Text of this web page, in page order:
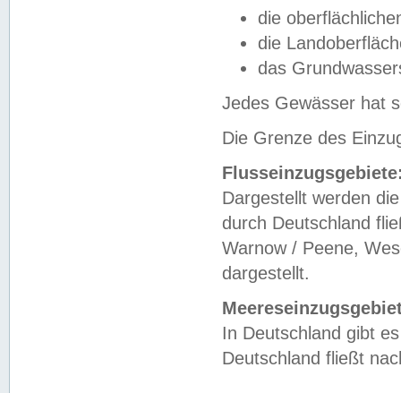
die
die
das
Jedes Gewässer hat
Die Grenze des
Dargestellt werden
durch Deutschland
Warnow / Peene,
dargestellt.
In Deutschland gibt
Deutschland fließt